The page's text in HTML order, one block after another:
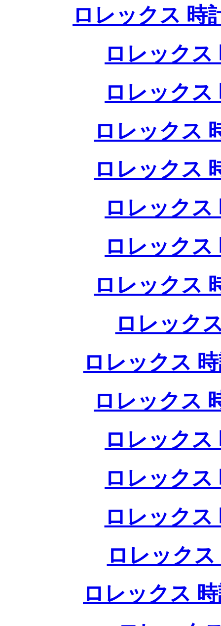
ロレックス 時
ロレックス
ロレックス
ロレックス
ロレックス
ロレックス
ロレックス
ロレックス
ロレック
ロレックス
ロレックス
ロレックス
ロレックス
ロレックス
ロレック
ロレックス